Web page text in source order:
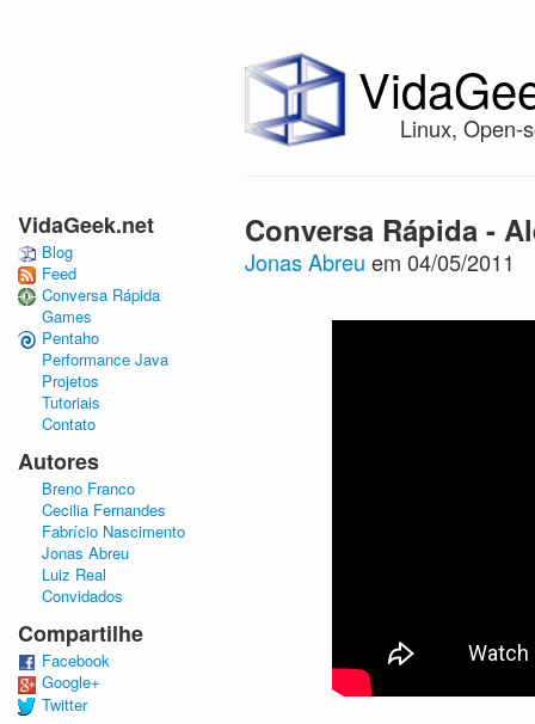
Linux, Open-
Conversa Rápida -
Jonas Abreu em 04/05/2011
VidaGeek.net
Blog
Feed
Conversa Rápida
Games
Pentaho
Performance Java
Projetos
Tutoriais
Contato
Autores
Breno Franco
Cecilia Fernandes
Fabrício Nascimento
Jonas Abreu
Luiz Real
Convidados
Compartilhe
Facebook
Google+
Twitter